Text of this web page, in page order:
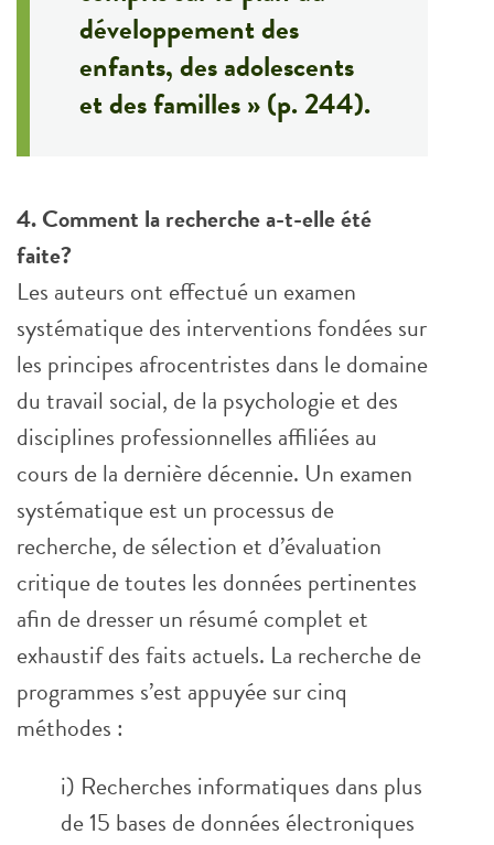
développement des
enfants, des adolescents
et des familles » (p. 244).
4. Comment la recherche a-t-elle été
faite?
Les auteurs ont effectué un examen
systématique des interventions fondées sur
les principes afrocentristes dans le domaine
du travail social, de la psychologie et des
disciplines professionnelles affiliées au
cours de la dernière décennie. Un examen
systématique est un processus de
recherche, de sélection et d’évaluation
critique de toutes les données pertinentes
afin de dresser un résumé complet et
exhaustif des faits actuels. La recherche de
programmes s’est appuyée sur cinq
méthodes :
i) Recherches informatiques dans plus
de 15 bases de données électroniques